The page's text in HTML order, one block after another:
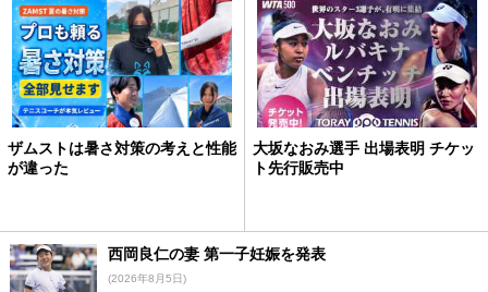
ザムストは暑さ対策の考えと性能
が違った
大坂なおみ選手 出場表明 チケッ
ト先行販売中
西岡良仁の妻 第一子妊娠を発表
(2026年8月5日)